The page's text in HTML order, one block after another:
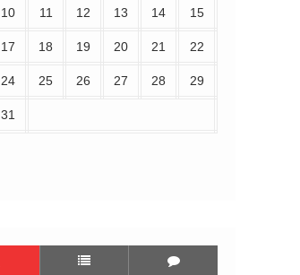
10 11 12 13 14 15
17 18 19 20 21 22
24 25 26 27 28 29
31